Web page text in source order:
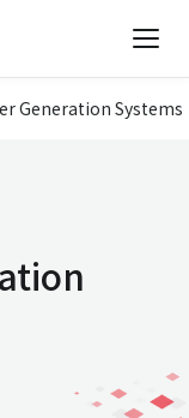
Generation Systems